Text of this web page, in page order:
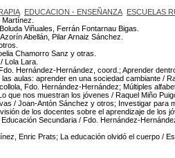
EDUCACION - ENSEÑANZA ESCUELAS
Viñuales, Ferrán Fontarnau Bigas.
Abellán, Pilar Arnaiz Sánchez.
Chamorro Sanz y otras.
Lola Lara.
Hernández-Hernández, coord.; Aprender
aulas: aprender en una sociedad cambiante /
Fdo. Hernández-Hernández; Múltiples
que nos muestran los jóvenes / Raquel Miño
/ Joan-Antón Sánchez y otros; Investigar para
de los docentes sobre el aprendizaje de los
Secundaria / Fdo. Hernández-
Enric Prats; La educación olvidó el cuerpo /